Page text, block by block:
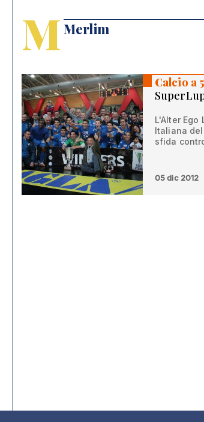
M Merlim
Calcio a 5
L'Alter
Italiana
sfida
05 dic 2012